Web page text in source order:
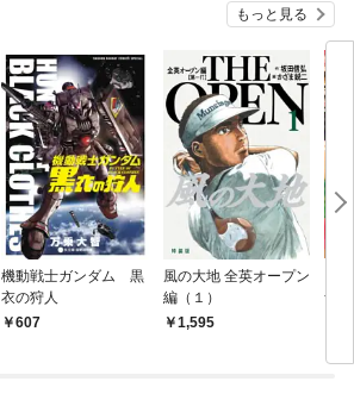
もっと見る
機動戦士ガンダム 黒
衣の狩人
607
風の大地 全英オープン
編（１）
1,595
ナ